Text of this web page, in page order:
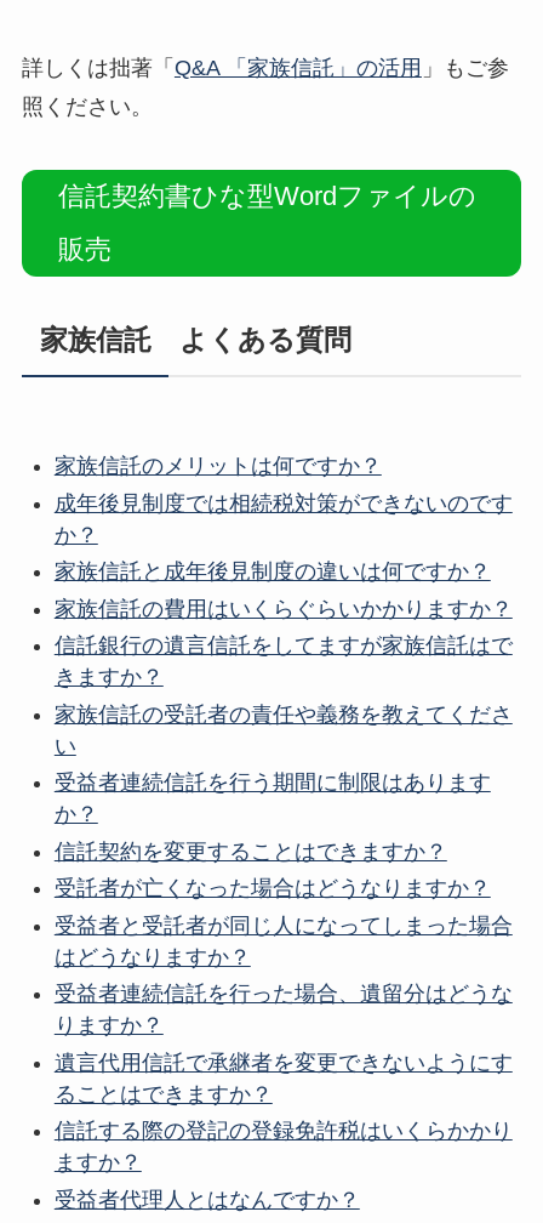
詳しくは拙著「 Q&A 「家族信託」の活用 」もご参
照ください。
信託契約書ひな型Wordファイルの
販売
家族信託 よくある質問
家族信託のメリットは何ですか？
成年後見制度では相続税対策ができないのです
か？
家族信託と成年後見制度の違いは何ですか？
家族信託の費用はいくらぐらいかかりますか？
信託銀行の遺言信託をしてますが家族信託はで
きますか？
家族信託の受託者の責任や義務を教えてくださ
い
受益者連続信託を行う期間に制限はあります
か？
信託契約を変更することはできますか？
受託者が亡くなった場合はどうなりますか？
受益者と受託者が同じ人になってしまった場合
はどうなりますか？
受益者連続信託を行った場合、遺留分はどうな
りますか？
遺言代用信託で承継者を変更できないようにす
ることはできますか？
信託する際の登記の登録免許税はいくらかかり
ますか？
受益者代理人とはなんですか？